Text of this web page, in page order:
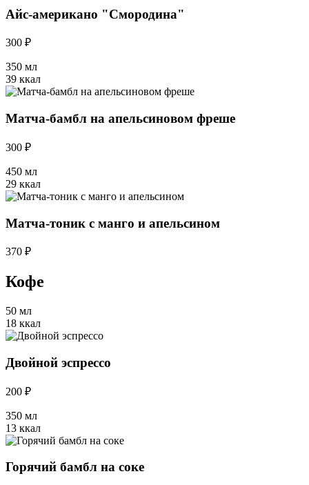
Айс-американо "Смородина"
300 ₽
350 мл
39 ккал
Матча-бамбл на апельсиновом фреше
300 ₽
450 мл
29 ккал
Матча-тоник с манго и апельсином
370 ₽
Кофе
50 мл
18 ккал
Двойной эспрессо
200 ₽
350 мл
13 ккал
Горячий бамбл на соке